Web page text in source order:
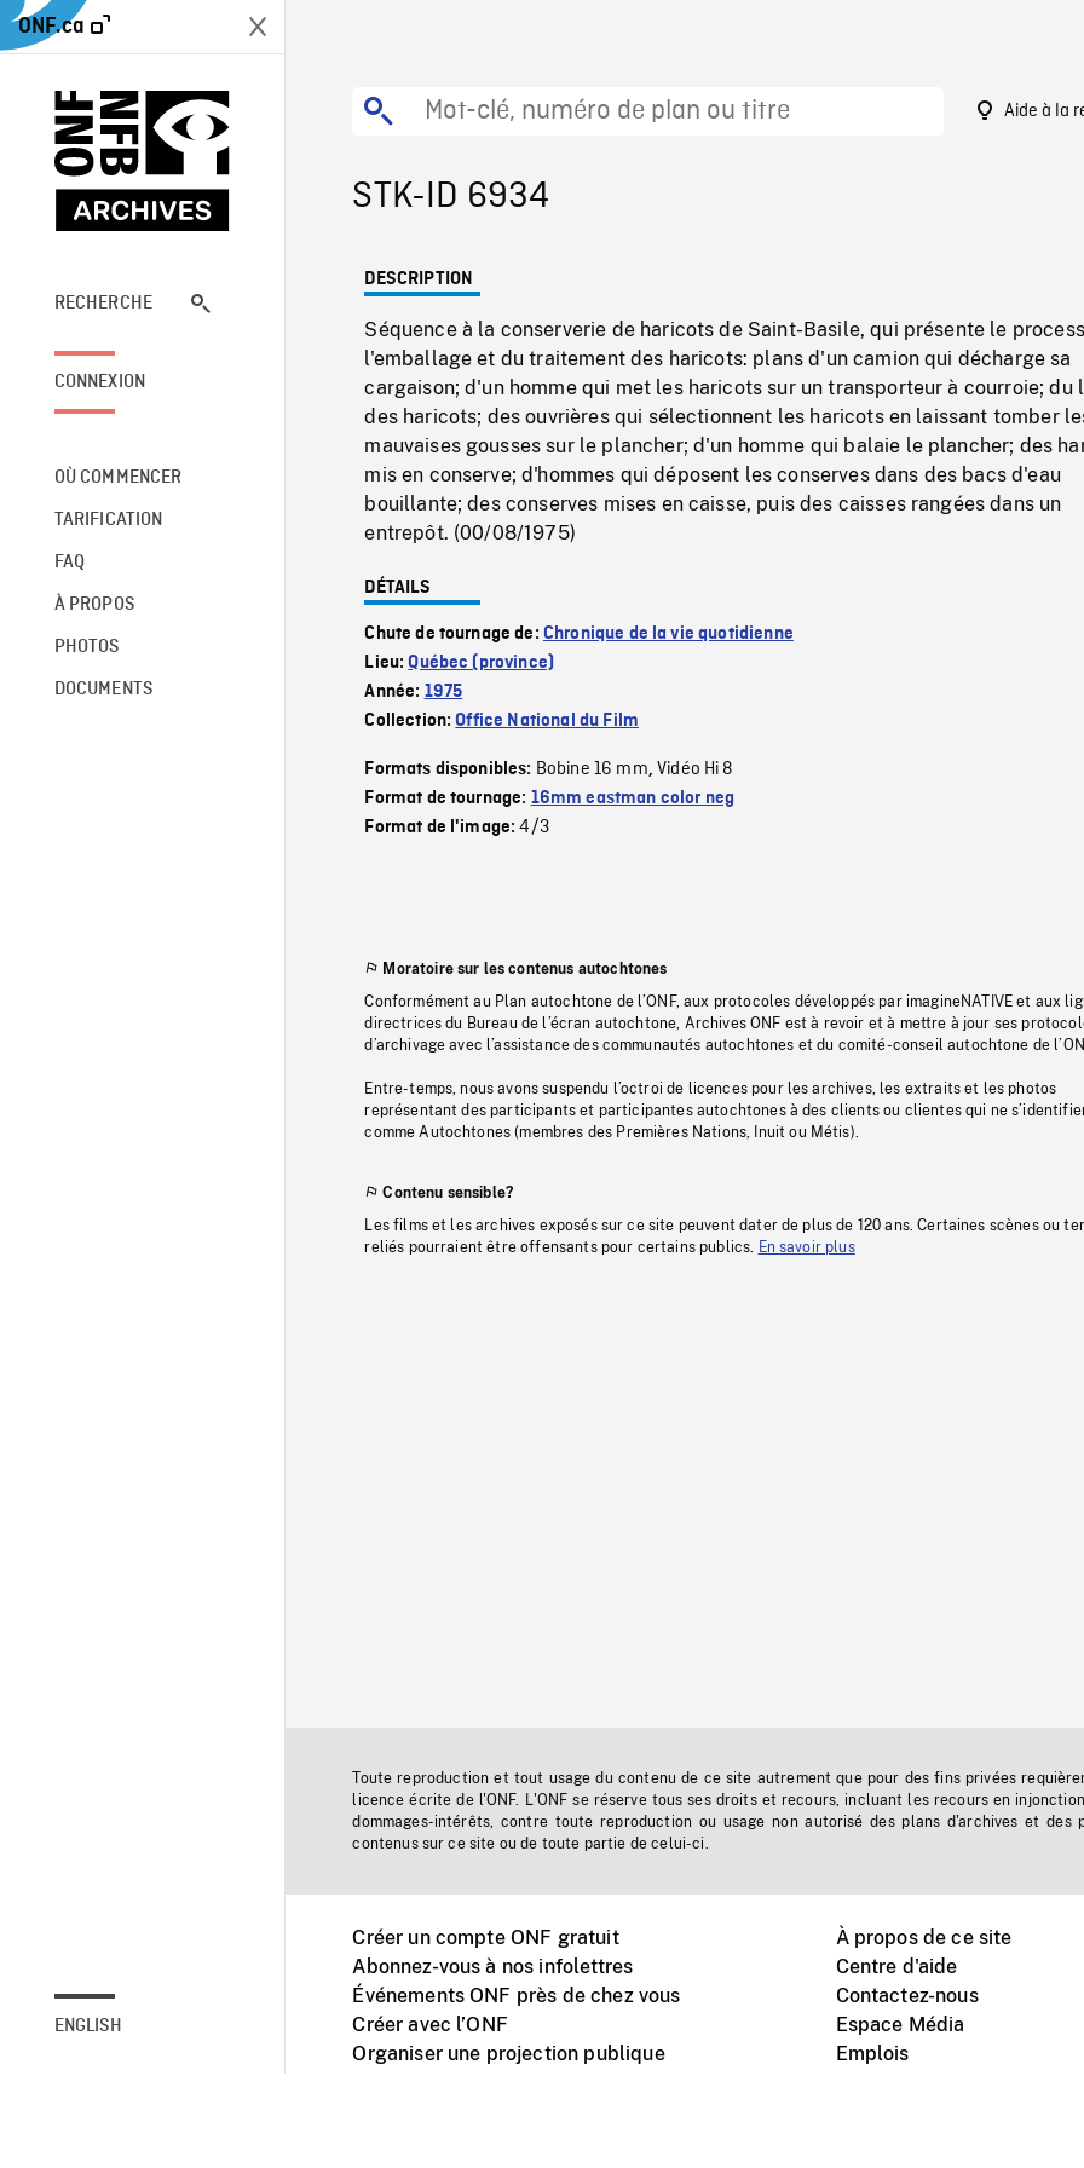
ONF.ca
RECHERCHE
CONNEXION
OÙ COMMENCER
TARIFICATION
FAQ
À PROPOS
PHOTOS
DOCUMENTS
ENGLISH
Aide à la
STK-ID 6934
DESCRIPTION
Séquence à la conserverie de haricots de Saint-Basile, qui présente le
l'emballage et du traitement des haricots: plans d'un camion qui décharge sa
cargaison; d'un homme qui met les haricots sur un transporteur à courroie; du
des haricots; des ouvrières qui sélectionnent les haricots en laissant tomber
mauvaises gousses sur le plancher; d'un homme qui balaie le plancher; des
mis en conserve; d'hommes qui déposent les conserves dans des bacs d'eau
bouillante; des conserves mises en caisse, puis des caisses rangées dans un
entrepôt. (00/08/1975)
DÉTAILS
Chute de tournage de: Chronique de la vie quotidienne
Lieu:Québec (province)
Année: 1975
Collection:Office National du Film
Formats disponibles: Bobine 16 mm,Vidéo Hi 8
Format de tournage: 16mm eastman color neg
Format de l'image:4/3
Moratoire sur les contenus autochtones
Conformément au Plan autochtone de l’ONF, aux protocoles développés par imagineNATIVE et aux
directrices du Bureau de l’écran autochtone, Archives ONF est à revoir et à mettre à jour ses
d’archivage avec l’assistance des communautés autochtones et du comité-conseil autochtone de
Entre-temps, nous avons suspendu l’octroi de licences pour les archives, les extraits et les photos
représentant des participants et participantes autochtones à des clients ou clientes qui ne
comme Autochtones (membres des Premières Nations, Inuit ou Métis).
Contenu sensible?
Les films et les archives exposés sur ce site peuvent dater de plus de 120 ans. Certaines scènes ou
reliés pourraient être offensants pour certains publics. En savoir plus
Toute reproduction et tout usage du contenu de ce site autrement que pour des fins privées
licence écrite de l'ONF. L'ONF se réserve tous ses droits et recours, incluant les recours en
dommages-intérêts, contre toute reproduction ou usage non autorisé des plans d'archives et des
contenus sur ce site ou de toute partie de celui-ci.
Créer un compte ONF gratuit
Abonnez-vous à nos infolettres
Événements ONF près de chez vous
Créer avec l’ONF
Organiser une projection publique
À propos de ce site
Centre d'aide
Contactez-nous
Espace Média
Emplois